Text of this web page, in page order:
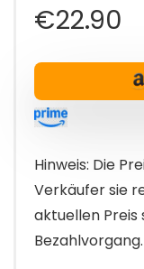
€22.90
Hinweis: Die
Verkäufer sie
aktuellen Preis
Bezahlvorgang.